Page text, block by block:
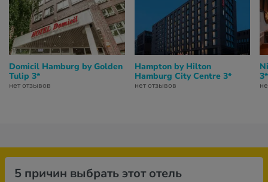
Domicil Hamburg by Golden
Tulip 3*
нет отзывов
Hampton by Hilton
Hamburg City Centre 3*
нет отзывов
3*
5 причин выбрать этот отель